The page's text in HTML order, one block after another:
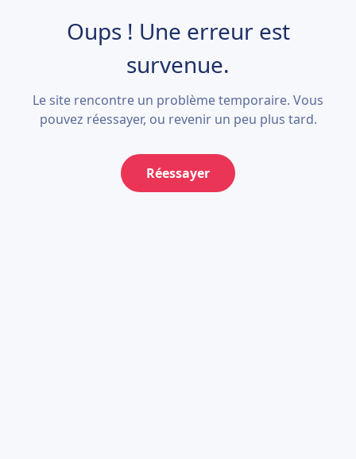
Oups ! Une erreur est
survenue.
Le site rencontre un problème temporaire. Vous
pouvez réessayer, ou revenir un peu plus tard.
Réessayer